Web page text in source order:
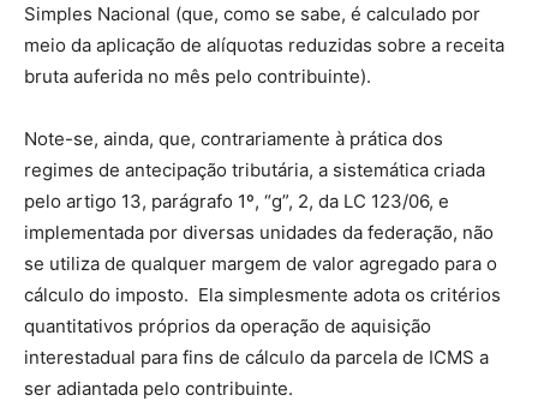
Simples Nacional (que, como se sabe, é calculado por
meio da aplicação de alíquotas reduzidas sobre a receita
bruta auferida no mês pelo contribuinte).
Note-se, ainda, que, contrariamente à prática dos
regimes de antecipação tributária, a sistemática criada
pelo artigo 13, parágrafo 1º, “g”, 2, da LC 123/06, e
implementada por diversas unidades da federação, não
se utiliza de qualquer margem de valor agregado para o
cálculo do imposto. Ela simplesmente adota os critérios
quantitativos próprios da operação de aquisição
interestadual para fins de cálculo da parcela de ICMS a
ser adiantada pelo contribuinte.